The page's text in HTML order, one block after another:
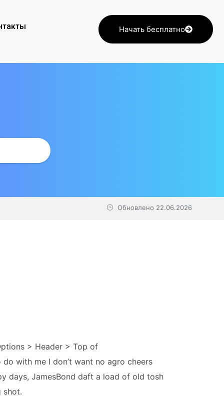
Начать бесплатно
Обновлено 22.06.2026
> Header > Top of
with me I don’t want no agro cheers
days, JamesBond daft a load of old tosh
shot.